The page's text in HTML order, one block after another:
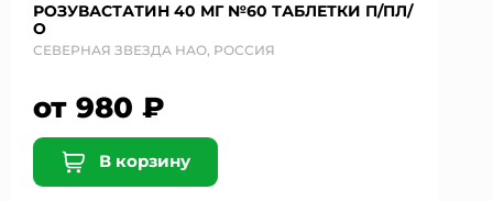
РОЗУВАСТАТИН 40 МГ №60 ТАБЛЕТКИ П/ПЛ/
О
СЕВЕРНАЯ ЗВЕЗДА НАО, РОССИЯ
от 980 ₽
В корзину